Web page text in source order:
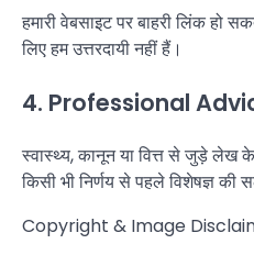
हमारी वेबसाइट पर बाहरी लिंक हो
लिए हम उत्तरदायी नहीं हैं।
4. Professional
स्वास्थ्य, कानून या वित्त से जुड़े लेख
किसी भी निर्णय से पहले विशेषज्ञ की
Copyright & Image